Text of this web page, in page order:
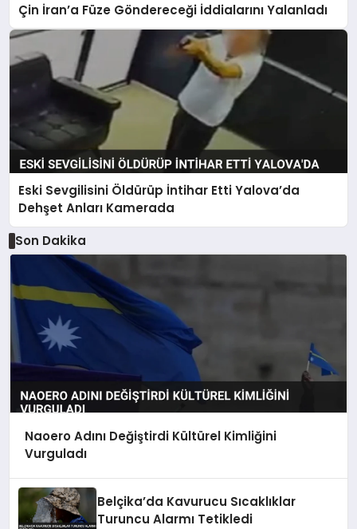
Çin İran’a Füze Göndereceği İddialarını Yalanladı
Eski Sevgilisini Öldürüp İntihar Etti Yalova’da
Dehşet Anları Kamerada
Son Dakika
Naoero Adını Değiştirdi Kültürel Kimliğini
Vurguladı
Belçika’da Kavurucu Sıcaklıklar
Turuncu Alarmı Tetikledi